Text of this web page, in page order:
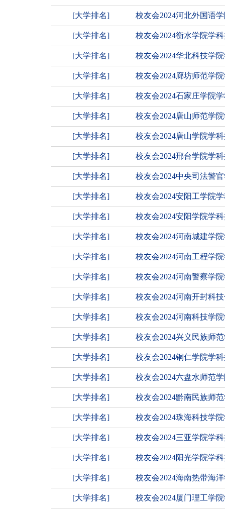
[大学排名] 校友会2024河北外国语
[大学排名] 校友会2024衡水学院学
[大学排名] 校友会2024华北科技学
[大学排名] 校友会2024廊坊师范学
[大学排名] 校友会2024石家庄学院
[大学排名] 校友会2024唐山师范学
[大学排名] 校友会2024唐山学院学
[大学排名] 校友会2024邢台学院学
[大学排名] 校友会2024中央司法警
[大学排名] 校友会2024安阳工学院
[大学排名] 校友会2024安阳学院学
[大学排名] 校友会2024河南城建学
[大学排名] 校友会2024河南工程学
[大学排名] 校友会2024河南警察学
[大学排名] 校友会2024河南开封科
[大学排名] 校友会2024河南科技学
[大学排名] 校友会2024兴义民族师
[大学排名] 校友会2024铜仁学院学
[大学排名] 校友会2024六盘水师范
[大学排名] 校友会2024黔南民族师
[大学排名] 校友会2024珠海科技学
[大学排名] 校友会2024三亚学院学
[大学排名] 校友会2024阳光学院学
[大学排名] 校友会2024海南热带海
[大学排名] 校友会2024厦门理工学